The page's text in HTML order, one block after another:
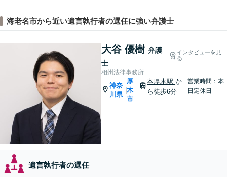
海老名市から近い遺言執行者の選任に強い弁護士
大谷 優樹 弁護
士
インタビューを見
る
相州法律事務所
神奈
川県
|
厚
木
市
本厚木駅か
ら徒歩6分
営業時間：本
日定休日
遺言執行者の選任